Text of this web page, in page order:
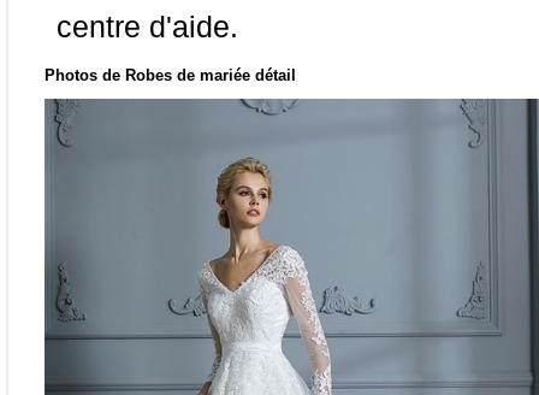
centre d'aide.
Photos de Robes de mariée détail